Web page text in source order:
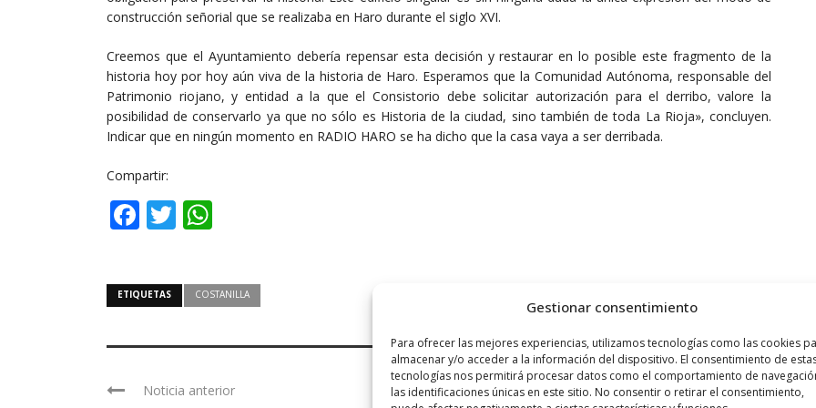
Gestionar consentimiento
Para ofrecer las mejores experiencias, utilizamos tecnologías como las cookies
almacenar y/o acceder a la información del dispositivo. El consentimiento de
tecnologías nos permitirá procesar datos como el comportamiento de
las identificaciones únicas en este sitio. No consentir o retirar el consentimiento,
construcción señorial que se realizaba en Haro durante el siglo XVI.
Creemos que el Ayuntamiento debería repensar esta decisión y restaurar en lo posible este fragmento de la
historia hoy por hoy aún viva de la historia de Haro. Esperamos que la Comunidad Autónoma, responsable del
Patrimonio riojano, y entidad a la que el Consistorio debe solicitar autorización para el derribo, valore la
posibilidad de conservarlo ya que no sólo es Historia de la ciudad, sino también de toda La Rioja», concluyen.
Indicar que en ningún momento en RADIO HARO se ha dicho que la casa vaya a ser derribada.
Compartir:
Facebook
Twitter
ETIQUETAS COSTANILLA
Noticia anterior Siguiente noticia